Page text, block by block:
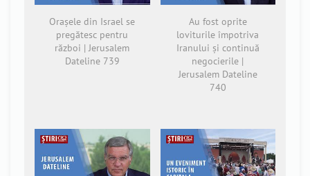
Orașele din Israel se
pregătesc pentru
război | Jerusalem
Dateline 739
Au fost oprite
loviturile împotriva
Iranului și continuă
negocierile |
Jerusalem Dateline
740